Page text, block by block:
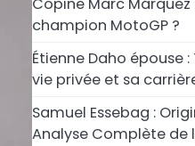
Copine Marc
champion MotoGP ?
Étienne Daho épouse
vie privée et sa
Samuel Essebag :
Analyse Complète de